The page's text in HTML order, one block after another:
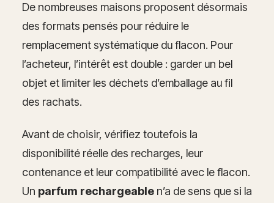
De nombreuses maisons proposent désormais
des formats pensés pour réduire le
remplacement systématique du flacon. Pour
l’acheteur, l’intérêt est double : garder un bel
objet et limiter les déchets d’emballage au fil
des rachats.
Avant de choisir, vérifiez toutefois la
disponibilité réelle des recharges, leur
contenance et leur compatibilité avec le flacon.
Un parfum rechargeable n’a de sens que si la